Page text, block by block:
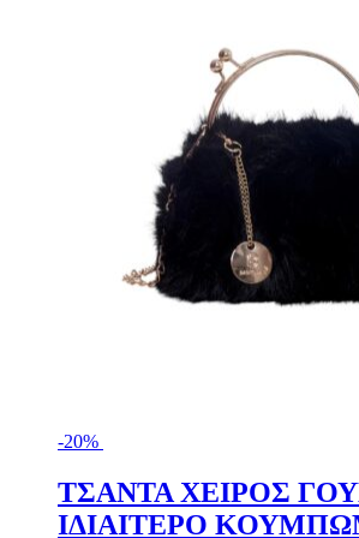
να
-20%
ΤΣΑΝΤΑ ΧΕΙΡΟΣ
ΙΔΙΑΙΤΕΡΟ